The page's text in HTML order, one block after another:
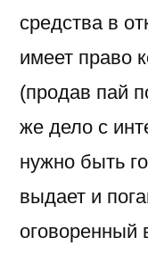
средства в
имеет право
(продав пай
же дело с
нужно быть
выдает и
оговоренный